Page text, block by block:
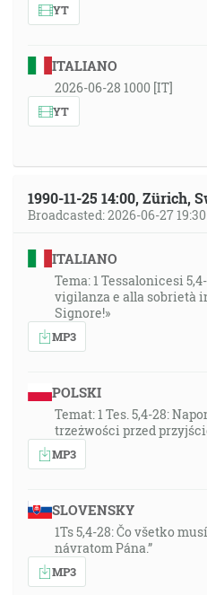
YT
ITALIANO
2026-06-28 1000 [IT]
YT
1990-11-25 14:00, Zürich,
Broadcasted: 2026-06-27 19:30
ITALIANO
Tema: 1 Tessalonicesi
vigilanza e alla sobrietà
Signore!»
MP3
POLSKI
Temat: 1 Tes. 5,4-28:
trzeżwości przed
MP3
SLOVENSKY
1Ts 5,4-28: Čo všetko
návratom Pána.”
MP3